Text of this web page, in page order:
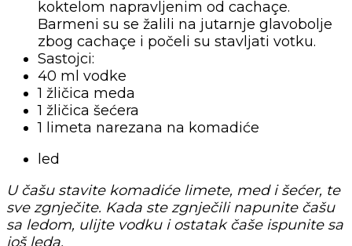
koktelom napravljenim od cachaçe.
Barmeni su se žalili na jutarnje glavobolje
zbog cachaçe i počeli su stavljati votku.
Sastojci:
40 ml vodke
1 žličica meda
1 žličica šećera
1 limeta narezana na komadiće
led
U čašu stavite komadiće limete, med i šećer, te
sve zgnječite. Kada ste zgnječili napunite čašu
sa ledom, ulijte vodku i ostatak čaše ispunite sa
još leda.